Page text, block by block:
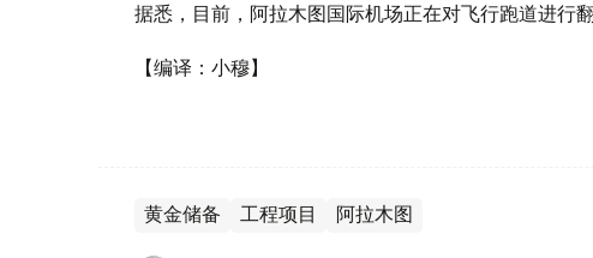
据悉，目前，阿拉木图国际机场正在对飞行跑道进行翻
【编译：小穆】
黄金储备 工程项目 阿拉木图